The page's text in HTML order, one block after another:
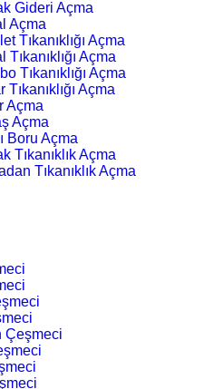
Gideri Açma
Açma
Tıkanıklığı Açma
Açma
Tıkanıklığı Açma
Açma
Açma
Açma
Boru Açma
Tıkanıklık Açma
Tıkanıklık Açma
Çeşmeci